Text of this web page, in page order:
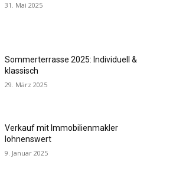
31. Mai 2025
Sommerterrasse 2025: Individuell &
klassisch
29. März 2025
Verkauf mit Immobilienmakler
lohnenswert
9. Januar 2025